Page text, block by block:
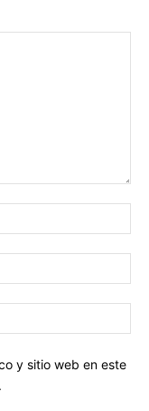
y sitio web en este